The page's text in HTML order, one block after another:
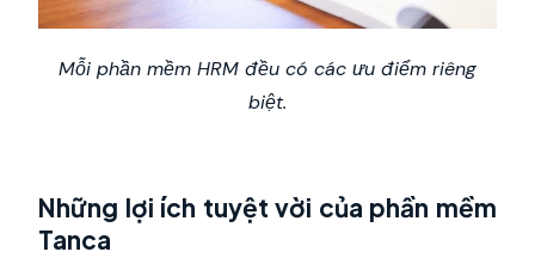
Mỗi phần mềm HRM đều có các ưu điểm riêng
biệt.
Những lợi ích tuyệt vời của phần mềm
Tanca